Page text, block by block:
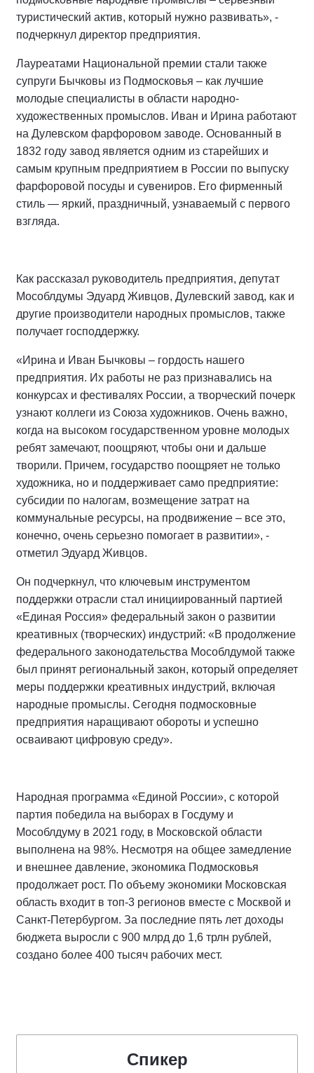
туристический актив, который нужно развивать», -
подчеркнул директор предприятия.
Лауреатами Национальной премии стали также
супруги Бычковы из Подмосковья – как лучшие
молодые специалисты в области народно-
художественных промыслов. Иван и Ирина работают
на Дулевском фарфоровом заводе. Основанный в
1832 году завод является одним из старейших и
самым крупным предприятием в России по выпуску
фарфоровой посуды и сувениров. Его фирменный
стиль — яркий, праздничный, узнаваемый с первого
взгляда.
Как рассказал руководитель предприятия, депутат
Мособлдумы Эдуард Живцов, Дулевский завод, как и
другие производители народных промыслов, также
получает господдержку.
«Ирина и Иван Бычковы – гордость нашего
предприятия. Их работы не раз признавались на
конкурсах и фестивалях России, а творческий почерк
узнают коллеги из Союза художников. Очень важно,
когда на высоком государственном уровне молодых
ребят замечают, поощряют, чтобы они и дальше
творили. Причем, государство поощряет не только
художника, но и поддерживает само предприятие:
субсидии по налогам, возмещение затрат на
коммунальные ресурсы, на продвижение – все это,
конечно, очень серьезно помогает в развитии», -
отметил Эдуард Живцов.
Он подчеркнул, что ключевым инструментом
поддержки отрасли стал инициированный партией
«Единая Россия» федеральный закон о развитии
креативных (творческих) индустрий: «В продолжение
федерального законодательства Мособлдумой также
был принят региональный закон, который определяет
меры поддержки креативных индустрий, включая
народные промыслы. Сегодня подмосковные
предприятия наращивают обороты и успешно
осваивают цифровую среду».
Народная программа «Единой России», с которой
партия победила на выборах в Госдуму и
Мособлдуму в 2021 году, в Московской области
выполнена на 98%. Несмотря на общее замедление
и внешнее давление, экономика Подмосковья
продолжает рост. По объему экономики Московская
область входит в топ-3 регионов вместе с Москвой и
Санкт-Петербургом. За последние пять лет доходы
бюджета выросли с 900 млрд до 1,6 трлн рублей,
создано более 400 тысяч рабочих мест.
Спикер